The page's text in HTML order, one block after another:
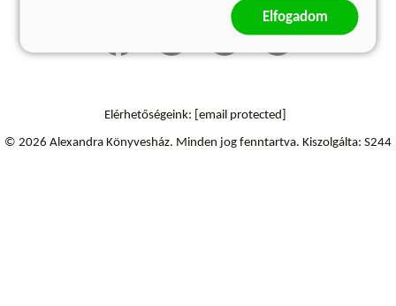
Elérhetőségeink: [email protected]
© 2026 Alexandra Könyvesház. Minden jog fenntartva. Kiszolgálta: S244
Elfogadom